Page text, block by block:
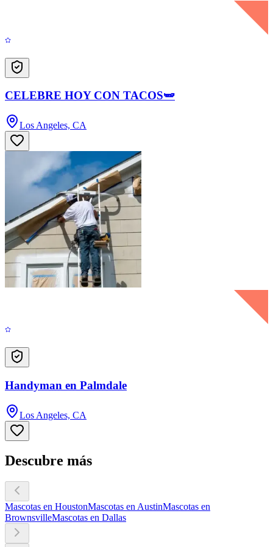
CELEBRE HOY CON TACOS🫛
Los Angeles, CA
Handyman en Palmdale
Los Angeles, CA
Descubre más
Mascotas en HoustonMascotas en AustinMascotas en
BrownsvilleMascotas en Dallas